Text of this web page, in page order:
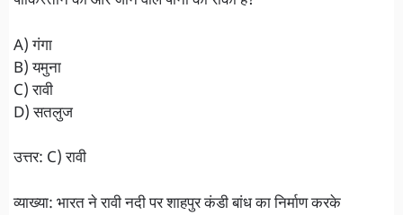
A) गंगा
B) यमुना
C) रावी
D) सतलुज
उत्तर: C) रावी
व्याख्या: भारत ने रावी नदी पर शाहपुर कंडी बांध का निर्माण करके